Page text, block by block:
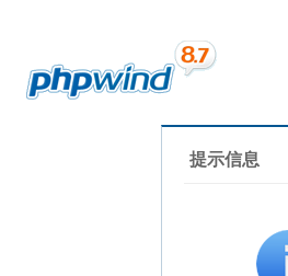
提示信息